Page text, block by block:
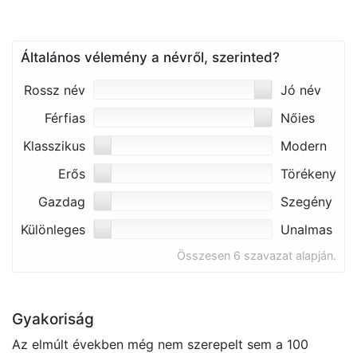
Általános vélemény a névről, szerinted?
Rossz név
Jó név
Férfias
Nőies
Klasszikus
Modern
Erős
Törékeny
Gazdag
Szegény
Különleges
Unalmas
Összesen 6 szavazat alapján.
Gyakoriság
Az elmúlt években még nem szerepelt sem a 100